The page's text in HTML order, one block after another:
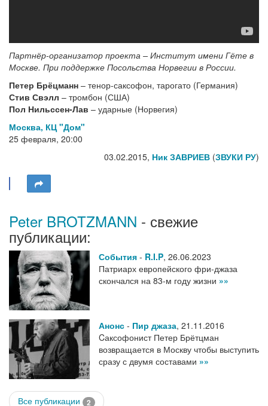
Партнёр-организатор проекта – Институт имени Гёте в
Москве. При поддержке Посольства Норвегии в России.
Петер Брёцманн – тенор-саксофон, тарогато (Германия)
Стив Свэлл – тромбон (США)
Пол Нильссен-Лав – ударные (Норвегия)
Москва, КЦ "Дом"
25 февраля, 20:00
03.02.2015, Ник ЗАВРИЕВ (ЗВУКИ РУ)
Peter BROTZMANN - свежие
публикации:
События - R.I.P, 26.06.2023
Патриарх европейского фри-джаза
скончался на 83-м году жизни »»
Анонс - Пир джаза, 21.11.2016
Cаксофонист Петер Брётцман
возвращается в Москву чтобы выступить
сразу с двумя составами »»
Все публикации 2